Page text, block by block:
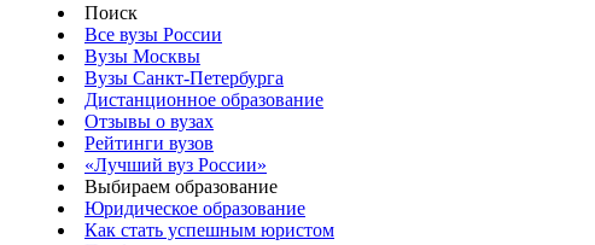
Поиск
Все вузы России
Вузы Москвы
Вузы Санкт-Петербурга
Дистанционное образование
Отзывы о вузах
Рейтинги вузов
«Лучший вуз России»
Выбираем образование
Юридическое образование
Как стать успешным юристом